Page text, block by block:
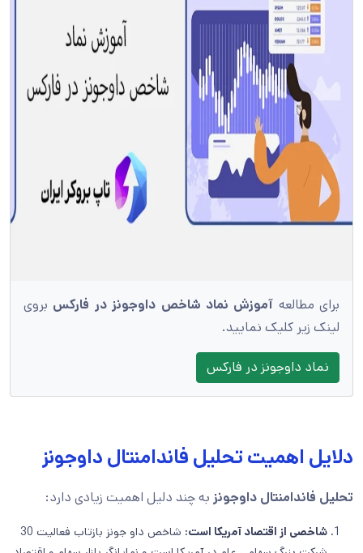
برای مطالعه آموزش نماد شاخص داوجونز در فارکس بروی
لینک زیر کلیک نمایید.
نماد داوجونز در فارکس
دلایل اهمیت تحلیل فاندامنتال داوجونز
تحلیل فاندامنتال داوجونز به چند دلیل اهمیت زیادی دارد:
شاخصی از اقتصاد آمریکا است:
شاخص داو جونز بازتاب فعالیت 30